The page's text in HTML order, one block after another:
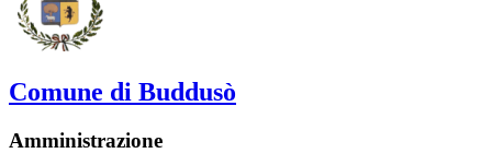
Comune di Buddusò
Amministrazione